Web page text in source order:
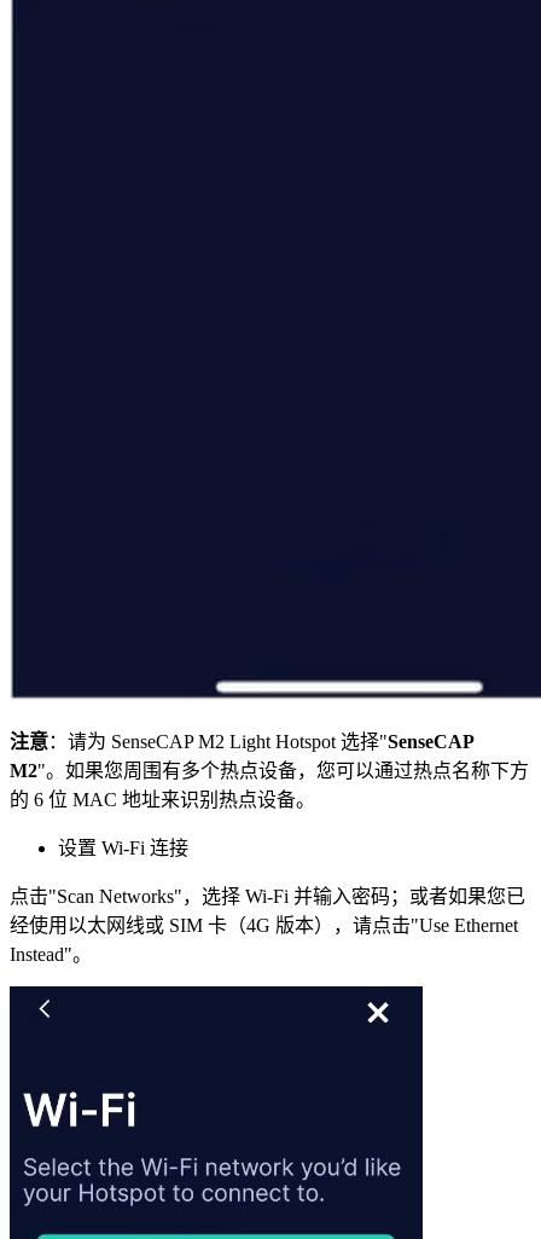
注意：请为 SenseCAP M2 Light Hotspot 选择"SenseCAP
M2"。如果您周围有多个热点设备，您可以通过热点名称下方
的 6 位 MAC 地址来识别热点设备。
设置 Wi-Fi 连接
点击"Scan Networks"，选择 Wi-Fi 并输入密码；或者如果您已
经使用以太网线或 SIM 卡（4G 版本），请点击"Use Ethernet
Instead"。